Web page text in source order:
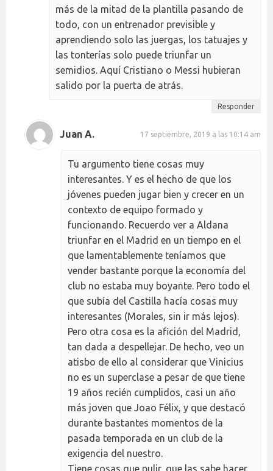
más de la mitad de la plantilla pasando de
todo, con un entrenador previsible y
aprendiendo solo las juergas, los tatuajes y
las tonterías solo puede triunfar un
semidios. Aquí Cristiano o Messi hubieran
salido por la puerta de atrás.
Responder
Juan A. 17 septiembre, 2019 a las 10:14 am
Tu argumento tiene cosas muy
interesantes. Y es el hecho de que los
jóvenes pueden jugar bien y crecer en un
contexto de equipo formado y
funcionando. Recuerdo ver a Aldana
triunfar en el Madrid en un tiempo en el
que lamentablemente teníamos que
vender bastante porque la economía del
club no estaba muy boyante. Pero todo el
que subía del Castilla hacía cosas muy
interesantes (Morales, sin ir más lejos).
Pero otra cosa es la afición del Madrid,
tan dada a despellejar. De hecho, veo un
atisbo de ello al considerar que Vinicius
no es un superclase a pesar de que tiene
19 años recién cumplidos, casi un año
más joven que Joao Félix, y que destacó
durante bastantes momentos de la
pasada temporada en un club de la
exigencia del nuestro.
Tiene cosas que pulir, que las sabe hacer,